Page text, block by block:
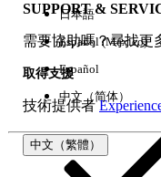
SUPPORT &
需要協助嗎？尋找更
取得支援
技術提供者
中文（繁體）
日本語
Español (México)
Español
中文（简体）